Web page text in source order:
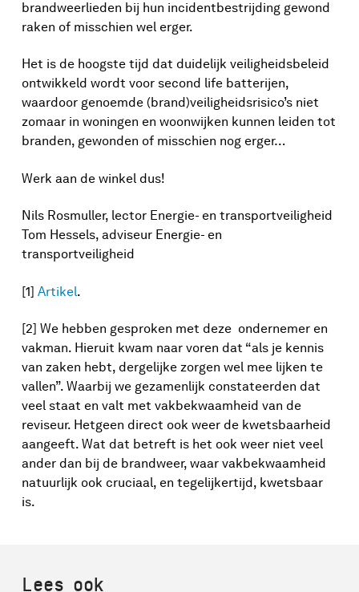
brandweerlieden bij hun incidentbestrijding gewond
raken of misschien wel erger.
Het is de hoogste tijd dat duidelijk veiligheidsbeleid
ontwikkeld wordt voor second life batterijen,
waardoor genoemde (brand)veiligheidsrisico’s niet
zomaar in woningen en woonwijken kunnen leiden tot
branden, gewonden of misschien nog erger…
Werk aan de winkel dus!
Nils Rosmuller, lector Energie- en transportveiligheid
Tom Hessels, adviseur Energie- en
transportveiligheid
[1] Artikel.
[2] We hebben gesproken met deze ondernemer en
vakman. Hieruit kwam naar voren dat “als je kennis
van zaken hebt, dergelijke zorgen wel mee lijken te
vallen”. Waarbij we gezamenlijk constateerden dat
veel staat en valt met vakbekwaamheid van de
reviseur. Hetgeen direct ook weer de kwetsbaarheid
aangeeft. Wat dat betreft is het ook weer niet veel
ander dan bij de brandweer, waar vakbekwaamheid
natuurlijk ook cruciaal, en tegelijkertijd, kwetsbaar
is.
Lees ook